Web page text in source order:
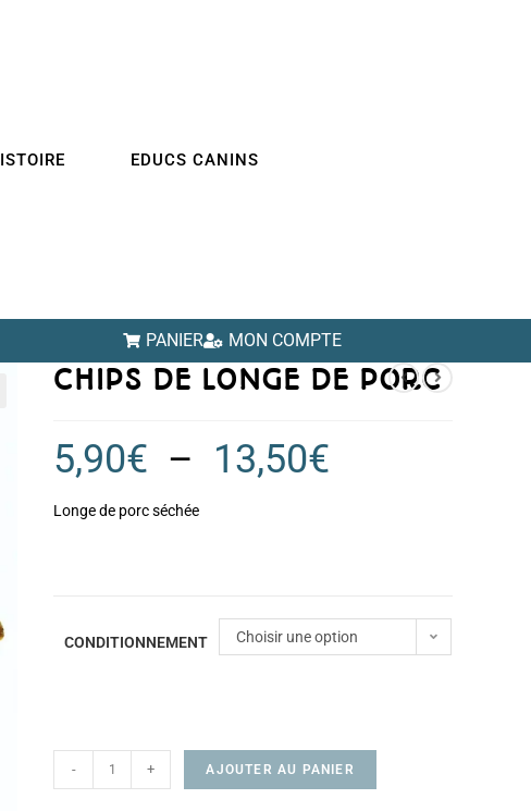
EDUCS CANINS
PANIER MON COMPTE
CHIPS DE LONGE DE PORC
5,90€ – 13,50€
Longe de porc séchée
CONDITIONNEMENT Choisir une option
- + AJOUTER AU PANIER